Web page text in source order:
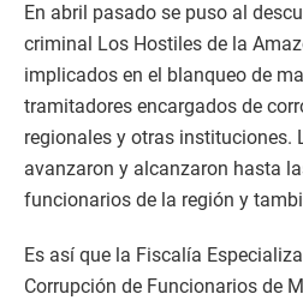
En abril pasado se puso al
criminal Los Hostiles de la
implicados en el blanqueo de
tramitadores encargados de
regionales y otras instituciones.
avanzaron y alcanzaron hasta
funcionarios de la región y
Es así que la Fiscalía
Corrupción de Funcionarios de